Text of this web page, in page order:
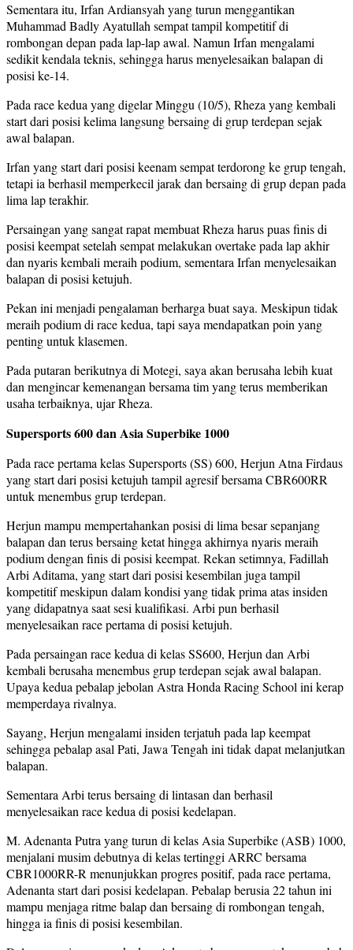
Sementara itu, Irfan Ardiansyah yang turun menggantikan
Muhammad Badly Ayatullah sempat tampil kompetitif di
rombongan depan pada lap-lap awal. Namun Irfan mengalami
sedikit kendala teknis, sehingga harus menyelesaikan balapan di
posisi ke-14.
Pada race kedua yang digelar Minggu (10/5), Rheza yang kembali
start dari posisi kelima langsung bersaing di grup terdepan sejak
awal balapan.
Irfan yang start dari posisi keenam sempat terdorong ke grup tengah,
tetapi ia berhasil memperkecil jarak dan bersaing di grup depan pada
lima lap terakhir.
Persaingan yang sangat rapat membuat Rheza harus puas finis di
posisi keempat setelah sempat melakukan overtake pada lap akhir
dan nyaris kembali meraih podium, sementara Irfan menyelesaikan
balapan di posisi ketujuh.
Pekan ini menjadi pengalaman berharga buat saya. Meskipun tidak
meraih podium di race kedua, tapi saya mendapatkan poin yang
penting untuk klasemen.
Pada putaran berikutnya di Motegi, saya akan berusaha lebih kuat
dan mengincar kemenangan bersama tim yang terus memberikan
usaha terbaiknya, ujar Rheza.
Supersports 600 dan Asia Superbike 1000
Pada race pertama kelas Supersports (SS) 600, Herjun Atna Firdaus
yang start dari posisi ketujuh tampil agresif bersama CBR600RR
untuk menembus grup terdepan.
Herjun mampu mempertahankan posisi di lima besar sepanjang
balapan dan terus bersaing ketat hingga akhirnya nyaris meraih
podium dengan finis di posisi keempat. Rekan setimnya, Fadillah
Arbi Aditama, yang start dari posisi kesembilan juga tampil
kompetitif meskipun dalam kondisi yang tidak prima atas insiden
yang didapatnya saat sesi kualifikasi. Arbi pun berhasil
menyelesaikan race pertama di posisi ketujuh.
Pada persaingan race kedua di kelas SS600, Herjun dan Arbi
kembali berusaha menembus grup terdepan sejak awal balapan.
Upaya kedua pebalap jebolan Astra Honda Racing School ini kerap
memperdaya rivalnya.
Sayang, Herjun mengalami insiden terjatuh pada lap keempat
sehingga pebalap asal Pati, Jawa Tengah ini tidak dapat melanjutkan
balapan.
Sementara Arbi terus bersaing di lintasan dan berhasil
menyelesaikan race kedua di posisi kedelapan.
M. Adenanta Putra yang turun di kelas Asia Superbike (ASB) 1000,
menjalani musim debutnya di kelas tertinggi ARRC bersama
CBR1000RR-R menunjukkan progres positif, pada race pertama,
Adenanta start dari posisi kedelapan. Pebalap berusia 22 tahun ini
mampu menjaga ritme balap dan bersaing di rombongan tengah,
hingga ia finis di posisi kesembilan.